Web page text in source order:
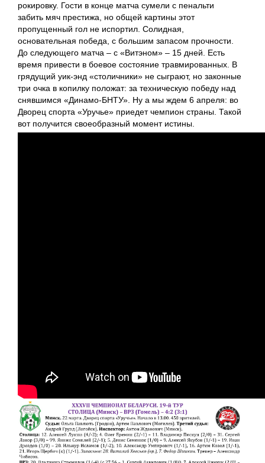
рокировку. Гости в конце матча сумели с пенальти
забить мяч престижа, но общей картины этот
пропущенный гол не испортил. Солидная,
основательная победа, с большим запасом прочности.
До следующего матча – с «Витэном» – 15 дней. Есть
время привести в боевое состояние травмированных. В
грядущий уик-энд «столичники» не сыграют, но законные
три очка в копилку положат: за техническую победу над
снявшимся «Динамо-БНТУ». Ну а мы ждем 6 апреля: во
Дворец спорта «Уручье» приедет чемпион страны. Такой
вот получится своеобразный момент истины.